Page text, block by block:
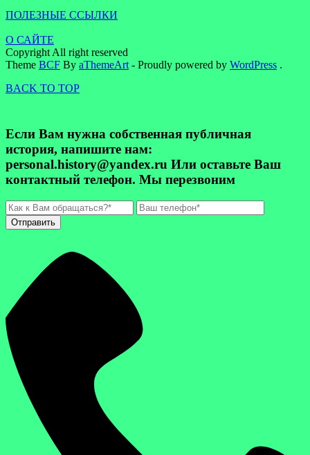
ПОЛЕЗНЫЕ ССЫЛКИ
О САЙТЕ
Copyright All right reserved
Theme BCF By aThemeArt - Proudly powered by WordPress .
BACK TO TOP
Если Вам нужна собственная публичная
история, напишите нам:
personal.history@yandex.ru Или оставьте Ваш
контактный телефон. Мы перезвоним
Отправить